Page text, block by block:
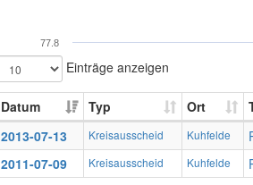
77.8
Einträge anzeigen
Datum Typ Ort
2013-07-13
Kreisausscheid Kuhfelde
2011-07-09
Kreisausscheid Kuhfelde